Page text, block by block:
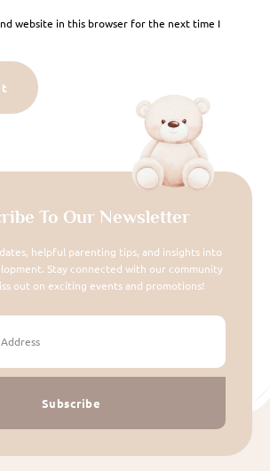
website in this browser for the next time I
To Our Newsletter
helpful parenting tips, and insights into
Stay connected with our community
out on exciting events and promotions!
Subscribe